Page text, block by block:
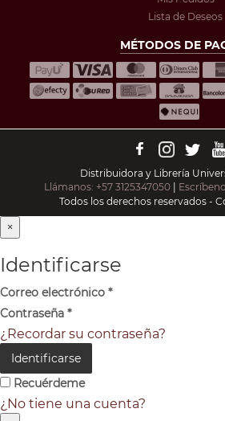
Lista de Deseos
MÉTODOS DE
Distribuidora y Librería
Llámanos: +57 3125347050 |
Todos los derechos reservados -
×
Identificarse
Correo electrónico *
Contraseña *
¿Recordar su contraseña?
Identificarse
Recuérdeme
¿No tiene una cuenta?